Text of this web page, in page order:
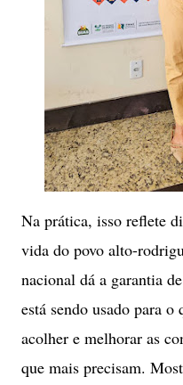
​Na prática, isso reflete
vida do povo alto-
nacional dá a garantia
está sendo usado para
acolher e melhorar as
que mais precisam.